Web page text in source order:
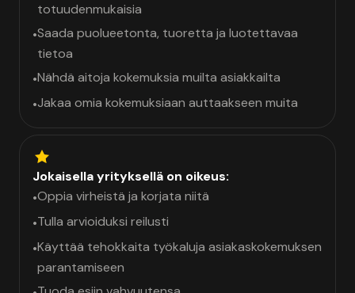
totuudenmukaisia
•Saada puolueetonta, tuoretta ja luotettavaa
tietoa
•Nähdä aitoja kokemuksia muilta asiakkailta
•Jakaa omia kokemuksiaan auttaakseen muita
Jokaisella yrityksellä on oikeus:
•Oppia virheistä ja korjata niitä
•Tulla arvioiduksi reilusti
•Käyttää tehokkaita työkaluja asiakaskokemuksen
parantamiseen